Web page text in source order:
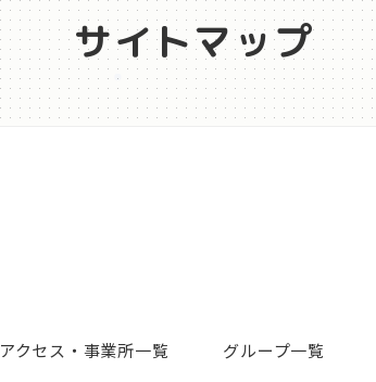
サイトマップ
アクセス・事業所一覧 グループ一覧